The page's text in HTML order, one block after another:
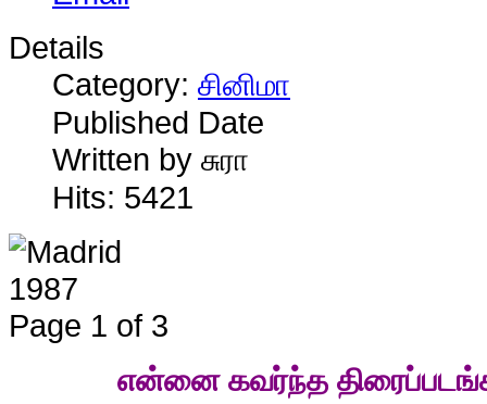
Details
Category: சினிமா
Published Date
Written by சுரா
Hits: 5421
Page 1 of 3
என்னை கவர்ந்த